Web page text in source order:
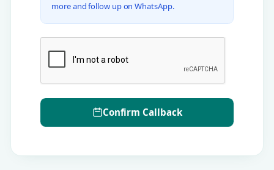
more and follow up on WhatsApp.
Confirm Callback